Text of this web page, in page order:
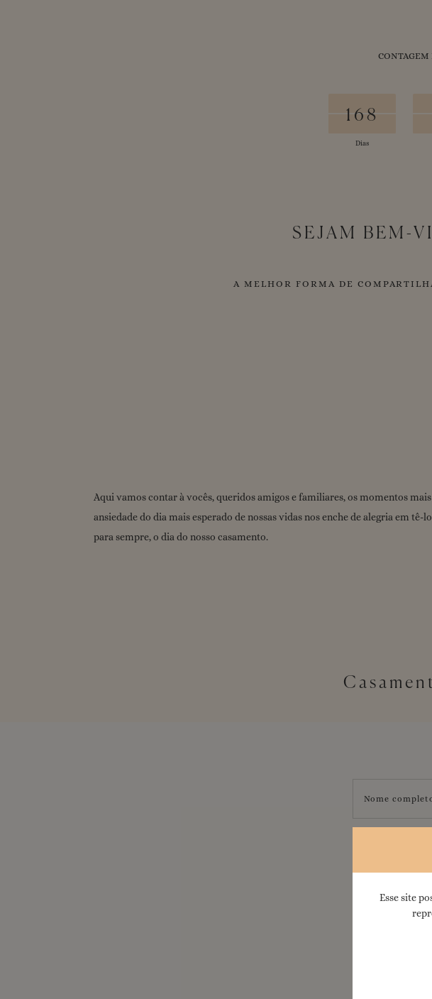
Esse site
CONTAGEM
168
169
168
Dias
SEJAM BEM-
A MELHOR FORMA DE
Aqui vamos contar à vocês, queridos amigos e familiares, os momentos
ansiedade do dia mais esperado de nossas vidas nos enche de alegria em
para sempre, o dia do nosso casamento.
Nome
A qual grupo
Você irá ao evento?